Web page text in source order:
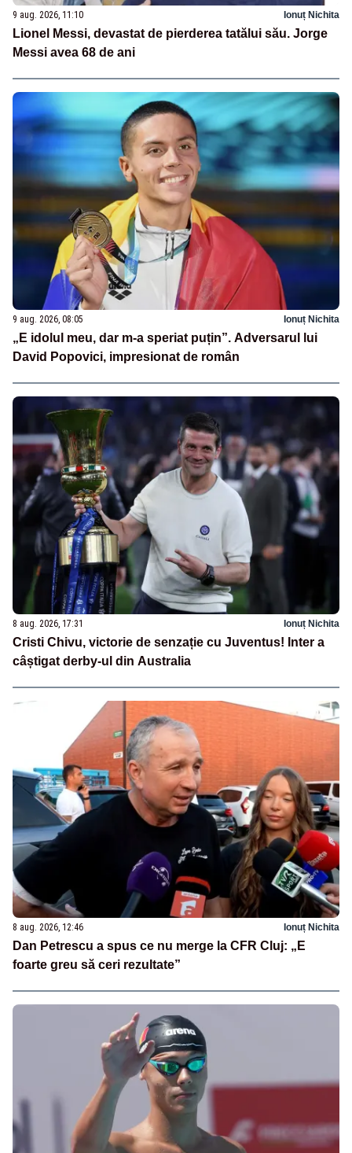
9 aug. 2026, 11:10 Ionuț Nichita
Lionel Messi, devastat de pierderea tatălui său. Jorge
Messi avea 68 de ani
9 aug. 2026, 08:05 Ionuț Nichita
„E idolul meu, dar m-a speriat puțin”. Adversarul lui
David Popovici, impresionat de român
8 aug. 2026, 17:31 Ionuț Nichita
Cristi Chivu, victorie de senzație cu Juventus! Inter a
câștigat derby-ul din Australia
8 aug. 2026, 12:46 Ionuț Nichita
Dan Petrescu a spus ce nu merge la CFR Cluj: „E
foarte greu să ceri rezultate”